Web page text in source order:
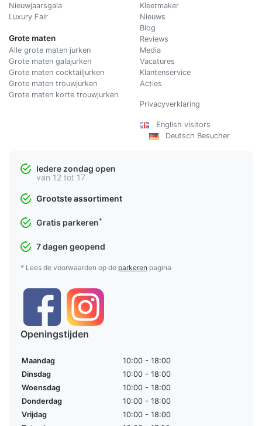
Nieuwjaarsgala
Luxury Fair
Grote maten
Alle grote maten jurken
Grote maten galajurken
Grote maten cocktailjurken
Grote maten trouwjurken
Grote maten korte trouwjurken
Kleermaker
Nieuws
Blog
Reviews
Media
Vacatures
Klantenservice
Acties
Privacyverklaring
English visitors
Deutsch Besucher
Iedere zondag open
van 12 tot 17
Grootste assortiment
Gratis parkeren*
7 dagen geopend
* Lees de voorwaarden op de parkeren pagina
Openingstijden
Maandag
10:00 - 18:00
Dinsdag
10:00 - 18:00
Woensdag
10:00 - 18:00
Donderdag
10:00 - 18:00
Vrijdag
10:00 - 18:00